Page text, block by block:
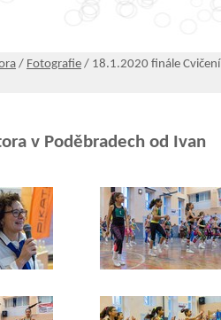
/ Fotografie / 18.1.2020 finále Cvičení
v Poděbradech od Ivan